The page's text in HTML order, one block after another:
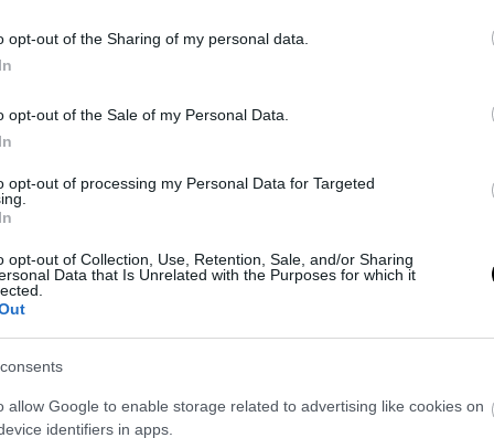
opt-out of the Sharing of my personal data.
opt-out of the Sale of my Personal Data.
opt-out of processing my Personal Data for Targeted
opt-out of Collection, Use, Retention, Sale, and/or Sharing
Data that Is Unrelated with the Purposes for which it
allow Google to enable storage related to advertising like cookies on
identifiers in apps.
με τη δικογραφία, ο συγκεκριμένος άνδρας
πλήρως τη λειτουργία του
στο υπόγειο του φαρμακείου, σε
με στόχο την παραγωγή και εμπορία
ουσιών.
κυκλώματος αποκαλύφθηκε έπειτα από
Αστυνομίας, η οποία εντόπισε τον χώρο
στις συλλήψεις των εμπλεκομένων.
στάδιο της διαδικασίας, πέντε γυναίκες
στην ίδια υπόθεση απολογήθηκαν και
με περιοριστικούς όρους, όπως απαγόρευση
εμφάνιση σε αστυνομικό τμήμα
χρηματικής εγγύησης, που σε ορισμένες